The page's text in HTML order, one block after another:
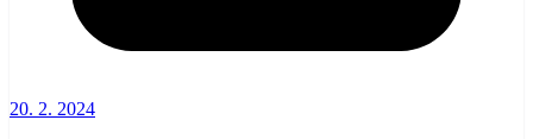
20. 2. 2024